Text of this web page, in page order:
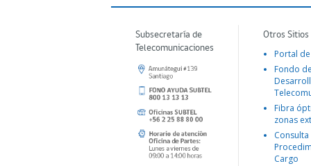
Subsecretaría de
Telecomunicaciones
Otros
Portal
Fondo
Fibra
zonas
Consulta
Cargo